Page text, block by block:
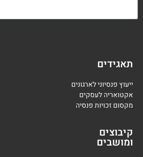
תאגידים
ייעוץ פנסיוני לארגונים
אקטואריה לעסקים
מקסום זכויות פנסיה
קיבוצים
ומושבים